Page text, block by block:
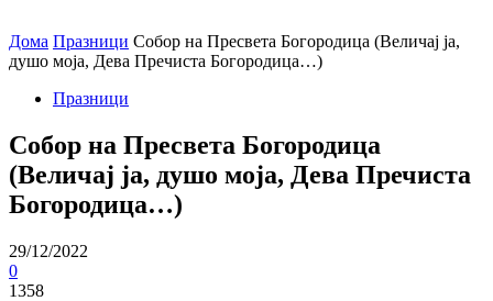
Дома Празници Собор на Пресвета Богородица (Величај ја,
душо моја, Дева Пречиста Богородица…)
Празници
Собор на Пресвета Богородица
(Величај ја, душо моја, Дева Пречиста
Богородица…)
29/12/2022
0
1358